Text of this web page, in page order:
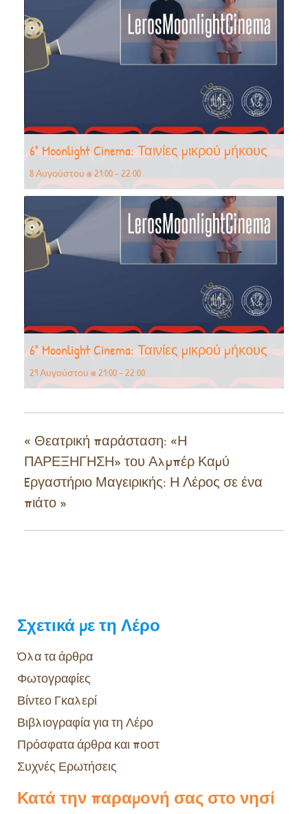
6° Moonlight Cinema: Ταινίες μικρού μήκους
8 Αυγούστου @ 21:00- 22:00
6° Moonlight Cinema: Ταινίες μικρού μήκους
29 Αυγούστου @ 21:00- 22:00
« Θεατρική παράσταση: «Η
ΠΑΡΕΞΗΓΗΣΗ» του Αλμπέρ Καμύ
Eργαστήριο Μαγειρικής: Η Λέρος σε ένα
πιάτο »
Σχετικά με τη Λέρο
Όλα τα άρθρα
Φωτογραφίες
Βίντεο Γκαλερί
Βιβλιογραφία για τη Λέρο
Πρόσφατα άρθρα και ποστ
Συχνές Ερωτήσεις
Κατά την παραμονή σας στο νησί